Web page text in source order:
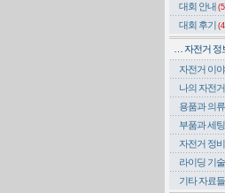
대회 안내
대회 후기
… 자전거 정
자전거 이
나의 자전거
용품과 의류
부품과 세팅
자전거 정비
라이딩 기술
기타 자료들